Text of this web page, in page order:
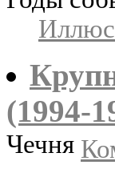
(1994-
Чечня